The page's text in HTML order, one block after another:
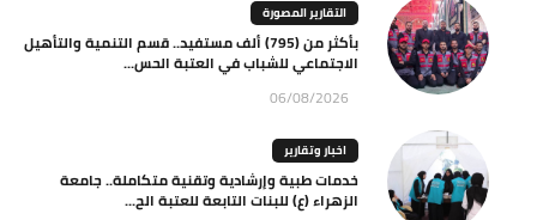
التقارير المصورة
بأكثر من (795) ألف مستفيد.. قسم التنمية والتأهيل
الاجتماعي للشباب في العتبة الحس...
06/08/2026
اخبار وتقارير
خدمات طبية وإرشادية وتقنية متكاملة.. جامعة
الزهراء (ع) للبنات التابعة للعتبة الح...